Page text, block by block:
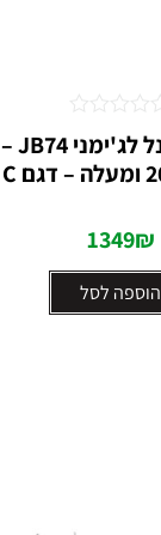
רוקר פאנל לג'ימני JB74 –
1349₪
הוספה לסל
0
מתוך